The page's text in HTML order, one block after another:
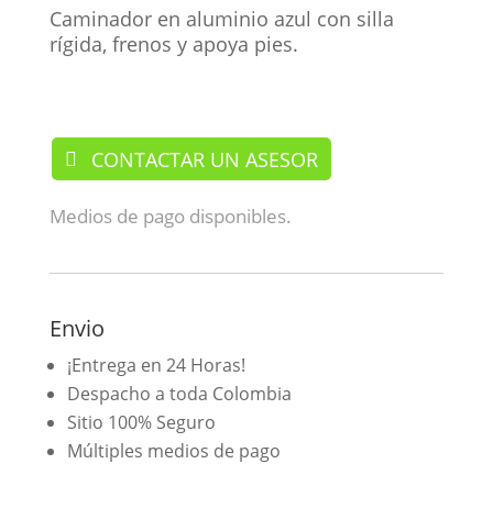
Caminador en aluminio azul con silla
rígida, frenos y apoya pies.
CONTACTAR UN ASESOR
Medios de pago disponibles.
Envio
¡Entrega en 24 Horas!
Despacho a toda Colombia
Sitio 100% Seguro
Múltiples medios de pago